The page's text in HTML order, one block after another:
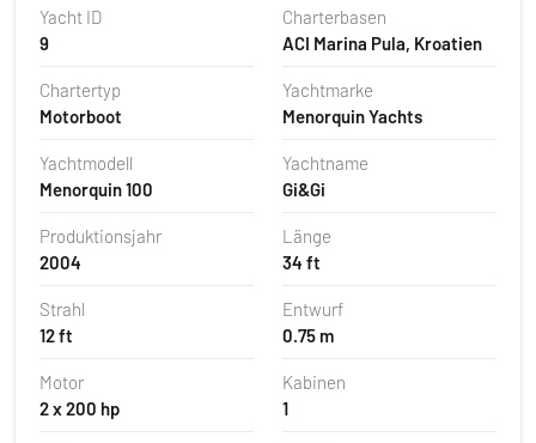
Yacht ID
9
Charterbasen
ACI Marina Pula, Kroatien
Chartertyp
Motorboot
Yachtmarke
Menorquin Yachts
Yachtmodell
Menorquin 100
Yachtname
Gi&Gi
Produktionsjahr
2004
Länge
34 ft
Strahl
12 ft
Entwurf
0.75 m
Motor
2 x 200 hp
Kabinen
1